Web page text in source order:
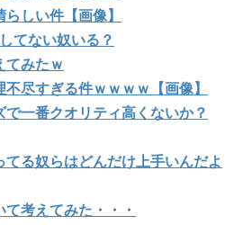
しい件【画像】
てない奴いる？
てみたｗ
尽すぎる件ｗｗｗｗ【画像】
で一番クオリティ高くないか？
てる奴らはどんだけ上手いんだよ
考えてみた・・・